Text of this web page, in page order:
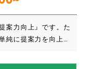
案力向上』です。た
純に提案力を向上し
。 弊社の研修プロ